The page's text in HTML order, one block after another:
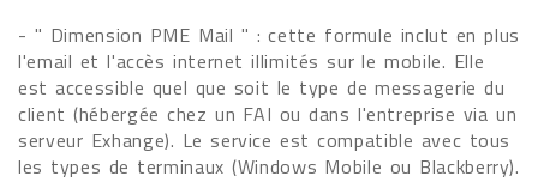
- " Dimension PME Mail " : cette formule inclut en plus
l'email et l'accès internet illimités sur le mobile. Elle
est accessible quel que soit le type de messagerie du
client (hébergée chez un FAI ou dans l'entreprise via un
serveur Exhange). Le service est compatible avec tous
les types de terminaux (Windows Mobile ou Blackberry).